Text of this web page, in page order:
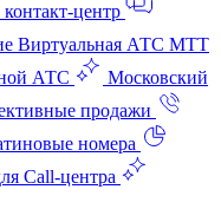
Виртуальная АТС МТТ
АТС
Московский
продажи
номера
Call-центра